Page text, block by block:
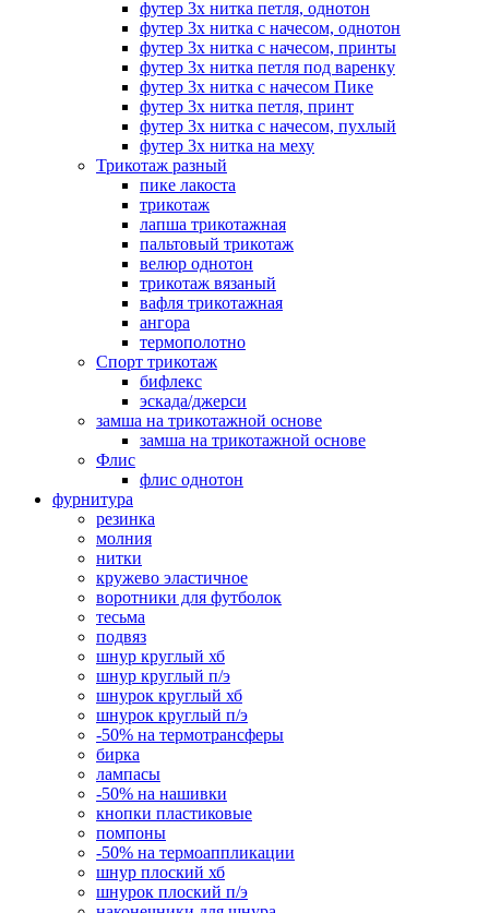
футер 3х нитка петля, однотон
футер 3х нитка с начесом, однотон
футер 3х нитка с начесом, принты
футер 3х нитка петля под варенку
футер 3х нитка с начесом Пике
футер 3х нитка петля, принт
футер 3х нитка с начесом, пухлый
футер 3х нитка на меху
Трикотаж разный
пике лакоста
трикотаж
лапша трикотажная
пальтовый трикотаж
велюр однотон
трикотаж вязаный
вафля трикотажная
ангора
термополотно
Спорт трикотаж
бифлекс
эскада/джерси
замша на трикотажной основе
замша на трикотажной основе
Флис
флис однотон
фурнитура
резинка
молния
нитки
кружево эластичное
воротники для футболок
тесьма
подвяз
шнур круглый хб
шнур круглый п/э
шнурок круглый хб
шнурок круглый п/э
-50% на термотрансферы
бирка
лампасы
-50% на нашивки
кнопки пластиковые
помпоны
-50% на термоаппликации
шнур плоский хб
шнурок плоский п/э